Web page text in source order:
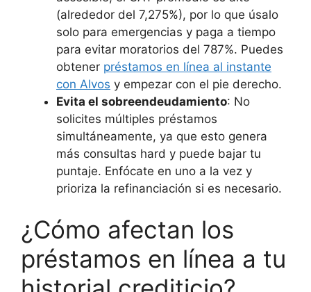
(alrededor del 7,275%), por lo que úsalo
solo para emergencias y paga a tiempo
para evitar moratorios del 787%. Puedes
obtener préstamos en línea al instante
con Alvos y empezar con el pie derecho.
Evita el sobreendeudamiento: No
solicites múltiples préstamos
simultáneamente, ya que esto genera
más consultas hard y puede bajar tu
puntaje. Enfócate en uno a la vez y
prioriza la refinanciación si es necesario.
¿Cómo afectan los
préstamos en línea a tu